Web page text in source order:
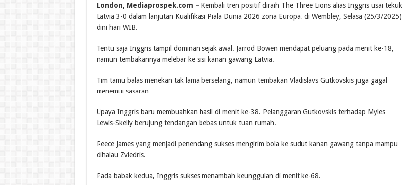
London, Mediaprospek.com – Kembali tren positif diraih The Three Lions alias Inggris usai tekuk
Latvia 3-0 dalam lanjutan Kualifikasi Piala Dunia 2026 zona Europa, di Wembley, Selasa (25/3/2025)
dini hari WIB.
Tentu saja Inggris tampil dominan sejak awal. Jarrod Bowen mendapat peluang pada menit ke-18,
namun tembakannya melebar ke sisi kanan gawang Latvia.
Tim tamu balas menekan tak lama berselang, namun tembakan Vladislavs Gutkovskis juga gagal
menemui sasaran.
Upaya Inggris baru membuahkan hasil di menit ke-38. Pelanggaran Gutkovskis terhadap Myles
Lewis-Skelly berujung tendangan bebas untuk tuan rumah.
Reece James yang menjadi penendang sukses mengirim bola ke sudut kanan gawang tanpa mampu
dihalau Zviedris.
Pada babak kedua, Inggris sukses menambah keunggulan di menit ke-68.